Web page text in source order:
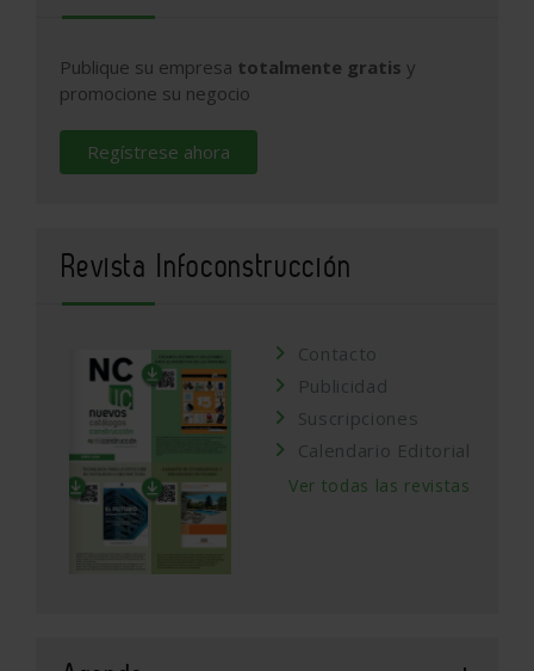
Publique su empresa totalmente gratis y
promocione su negocio
Regístrese ahora
Revista Infoconstrucción
Contacto
Publicidad
Suscripciones
Calendario Editorial
Ver todas las revistas